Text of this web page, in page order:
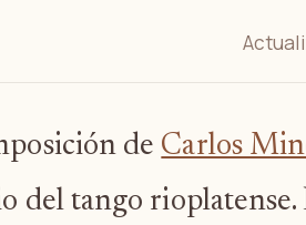
de Carlos
del tango rioplatense.